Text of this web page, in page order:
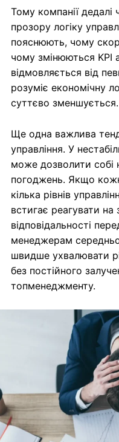
Тому компанії дедалі
прозору логіку
пояснюють, чому
чому змінюються KPI
відмовляється від
розуміє економічну
суттєво зменшується.
Ще одна важлива
управління. У
може дозволити собі
погоджень. Якщо
кілька рівнів
встигає реагувати
відповідальності
менеджерам
швидше ухвалювати
без постійного
топменеджменту.